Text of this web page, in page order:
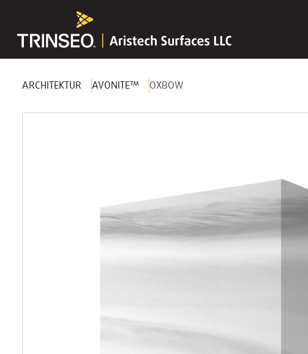
ARCHITEKTUR AVONITE™ OXBOW